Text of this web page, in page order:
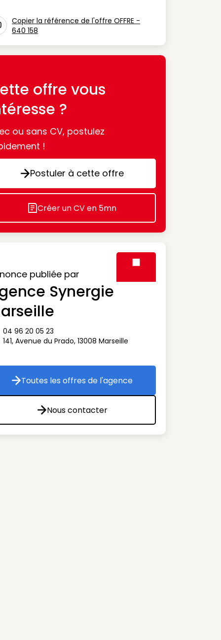
copy to clipboard
Copier la référence de l'offre OFFRE -
640 158
offre vous
?
ou sans CV, postulez
!
Postuler à cette offre
Postuler à cette offre
Icon decorative
Créer un CV en 5mn
publiée par
Synergie
téléphone
04 96 20 05 23
adresse
141, Avenue du Prado, 13008 Marseille
Toutes les offres de l'agence
Toutes les offres de l'agence
Nous contacter
Nous contacter